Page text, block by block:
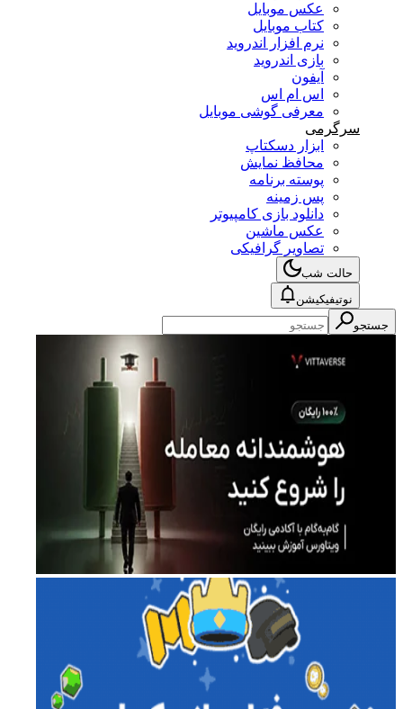
عکس موبایل
کتاب موبایل
نرم افزار اندروید
بازی اندروید
آیفون
اس ام اس
معرفی گوشی موبایل
سرگرمی
ابزار دسکتاپ
محافظ نمایش
پوسته برنامه
پس زمینه
دانلود بازی کامپیوتر
عکس ماشین
تصاویر گرافیکی
حالت شب
نوتیفیکیشن
جستجو